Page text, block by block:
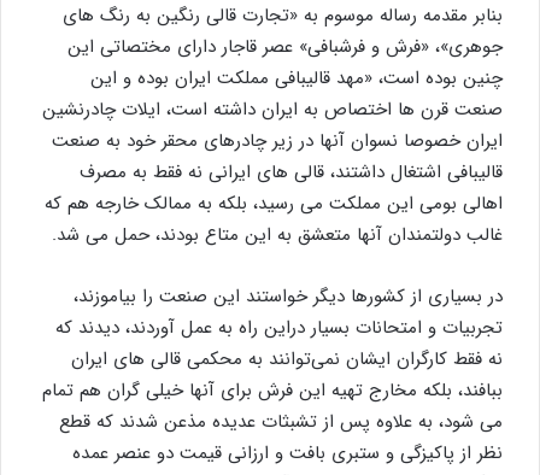
بنابر مقدمه رساله موسوم به «تجارت قالی رنگین به رنگ های
جوهری»، «فرش و فرشبافی» عصر قاجار دارای مختصاتی این
چنین بوده است، «مهد قالیبافی مملکت ایران بوده و این
صنعت قرن ها اختصاص به ایران داشته است، ایلات چادرنشین
ایران خصوصا نسوان آنها در زیر چادرهای محقر خود به صنعت
قالیبافی اشتغال داشتند، قالی های ایرانی نه فقط به مصرف
اهالی بومی این مملکت می رسید، بلکه به ممالک خارجه هم که
غالب دولتمندان آنها متعشق به این متاع بودند، حمل می شد.
در بسیاری از کشورها دیگر خواستند این صنعت را بیاموزند،
تجربیات و امتحانات بسیار دراین راه به عمل آوردند، دیدند که
نه فقط کارگران ایشان نمی‌توانند به محکمی قالی های ایران
ببافند، بلکه مخارج تهیه این فرش برای آنها خیلی گران هم تمام
می شود، به علاوه پس از تشبثات عدیده مذعن شدند که قطع
نظر از پاکیزگی و ستبری بافت و ارزانی قیمت دو عنصر عمده